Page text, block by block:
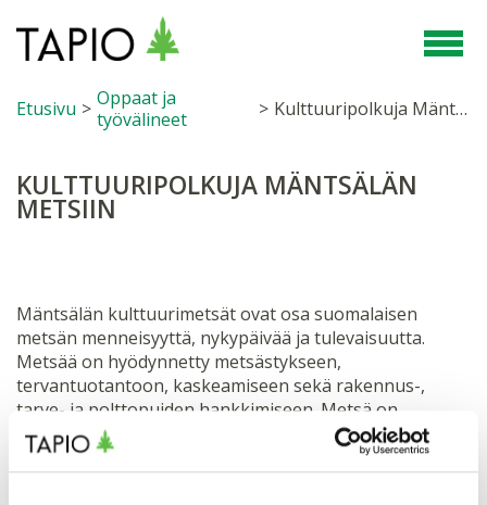
Etusivu > Oppaat ja
työvälineet
> Kulttuuripolkuja Mäntsälän metsiin
KULTTUURIPOLKUJA MÄNTSÄLÄN
METSIIN
Mäntsälän kulttuurimetsät ovat osa suomalaisen
metsän menneisyyttä, nykypäivää ja tulevaisuutta.
Metsää on hyödynnetty metsästykseen,
tervantuotantoon, kaskeamiseen sekä rakennus-,
tarve- ja polttopuiden hankkimiseen. Metsä on
joutunut siirtymään peltojen, teiden ja asutuksen tieltä.